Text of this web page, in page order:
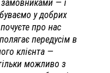
замовниками — і
у добрих
про нас
передусім в
клієнта —
можливо з